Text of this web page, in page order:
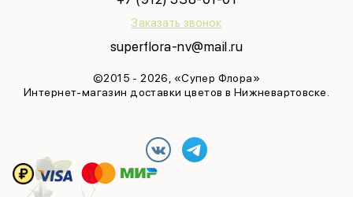
Заказать звонок
superflora-nv@mail.ru
©2015 - 2026, «Супер Флора»
Интернет-магазин доставки цветов в Нижневартовске.